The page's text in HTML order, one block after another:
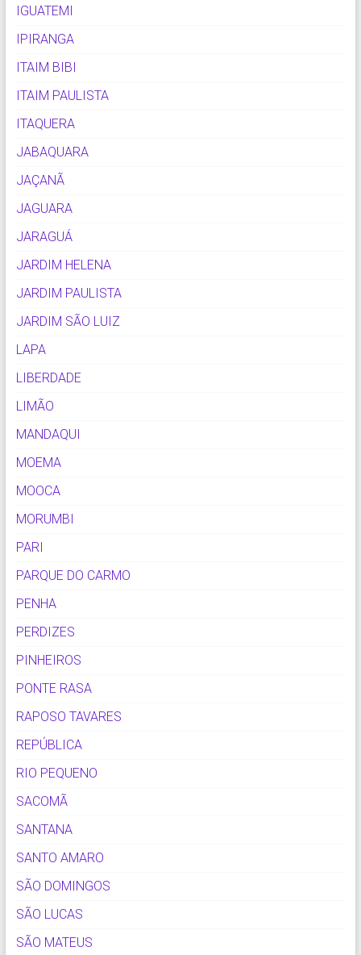
IGUATEMI
IPIRANGA
ITAIM BIBI
ITAIM PAULISTA
ITAQUERA
JABAQUARA
JAÇANÃ
JAGUARA
JARAGUÁ
JARDIM HELENA
JARDIM PAULISTA
JARDIM SÃO LUIZ
LAPA
LIBERDADE
LIMÃO
MANDAQUI
MOEMA
MOOCA
MORUMBI
PARI
PARQUE DO CARMO
PENHA
PERDIZES
PINHEIROS
PONTE RASA
RAPOSO TAVARES
REPÚBLICA
RIO PEQUENO
SACOMÃ
SANTANA
SANTO AMARO
SÃO DOMINGOS
SÃO LUCAS
SÃO MATEUS